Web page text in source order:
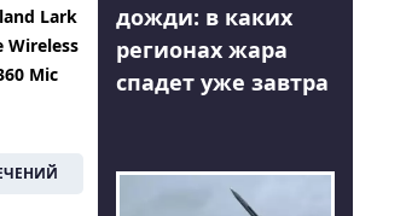
Lark
Wireless
Mic
дожди: в каких
регионах жара
спадет уже завтра